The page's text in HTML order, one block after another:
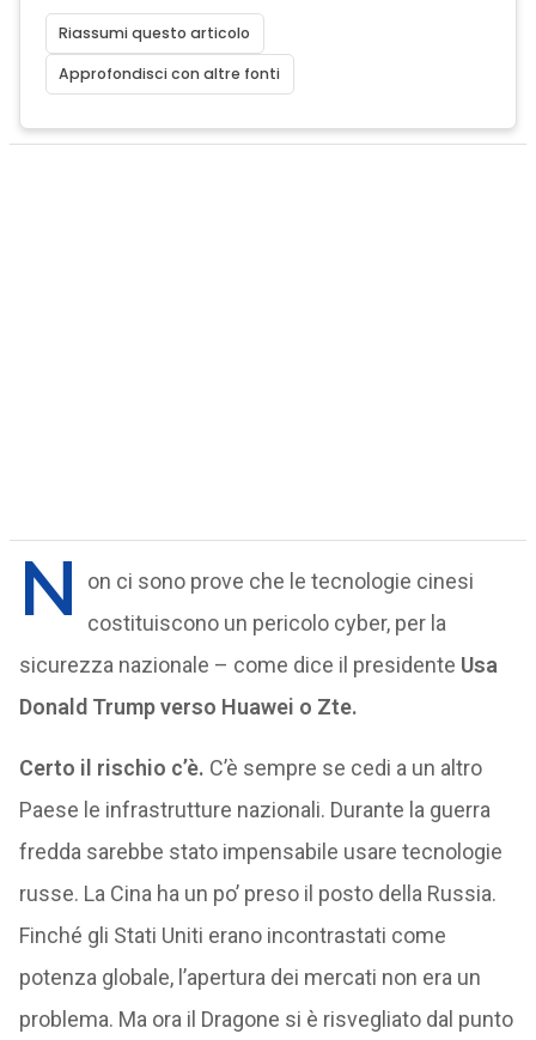
Riassumi questo articolo
Approfondisci con altre fonti
N
on ci sono prove che le tecnologie cinesi
costituiscono un pericolo cyber, per la
sicurezza nazionale – come dice il presidente Usa
Donald Trump verso Huawei o Zte.
Certo il rischio c’è. C’è sempre se cedi a un altro
Paese le infrastrutture nazionali. Durante la guerra
fredda sarebbe stato impensabile usare tecnologie
russe. La Cina ha un po’ preso il posto della Russia.
Finché gli Stati Uniti erano incontrastati come
potenza globale, l’apertura dei mercati non era un
problema. Ma ora il Dragone si è risvegliato dal punto